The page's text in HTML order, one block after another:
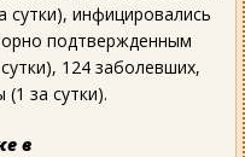
сутки), инфицировались
подтвержденным
124 заболевших,
за сутки).
в